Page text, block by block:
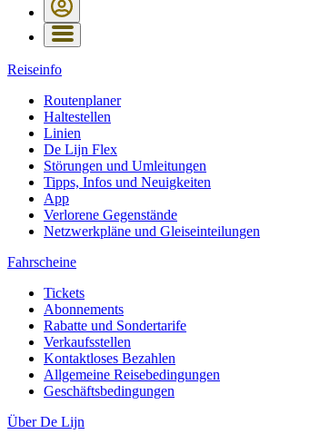
Reiseinfo
Routenplaner
Haltestellen
Linien
De Lijn Flex
Störungen und Umleitungen
Tipps, Infos und Neuigkeiten
App
Verlorene Gegenstände
Netzwerkpläne und Gleiseinteilungen
Fahrscheine
Tickets
Abonnements
Rabatte und Sondertarife
Verkaufsstellen
Kontaktloses Bezahlen
Allgemeine Reisebedingungen
Geschäftsbedingungen
Über De Lijn